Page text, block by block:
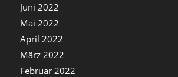
Juni 2022
Mai 2022
April 2022
März 2022
Februar 2022